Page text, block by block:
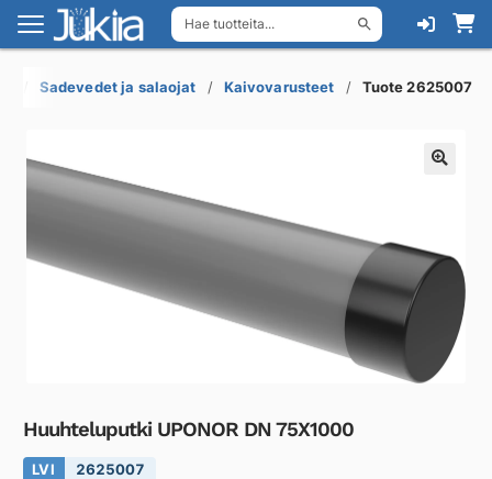
Hae tuotteita...
Siirry
navigointiin
Siirry
sisältöön
Sadevedet ja salaojat Kaivovarusteet Tuote 2625007
Huuhteluputki UPONOR DN 75X1000
LVI 2625007